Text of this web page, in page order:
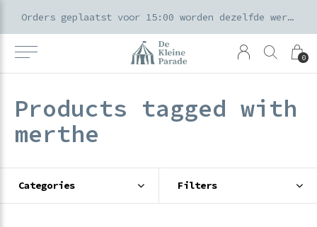
0
Orders geplaatst voor 15:00 worden dezelfde werkdag verzonden
Products tagged with
merthe
Categories Filters